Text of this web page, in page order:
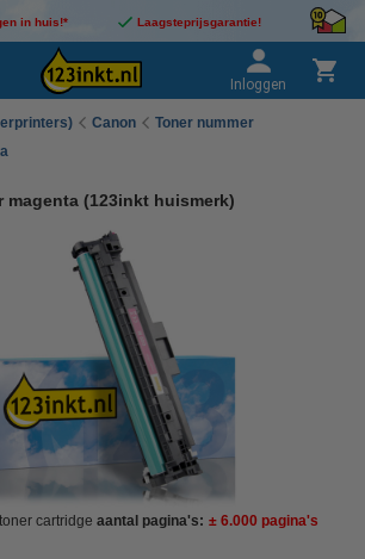
in huis!* Laagsteprijsgarantie!
Inloggen
Canon
Toner nummer
magenta (123inkt huismerk)
toner cartridge aantal pagina's: ± 6.000 pagina's